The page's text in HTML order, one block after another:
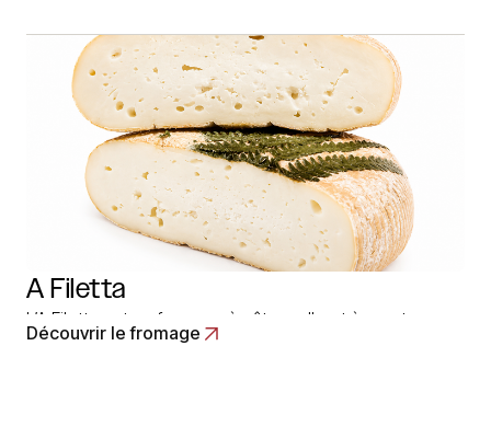
une durée de… Read More
A Filetta
L’A Filetta est un fromage à pâte molle et à croute
lavée corse. Le fromage A Filetta de Corse est
Découvrir le fromage